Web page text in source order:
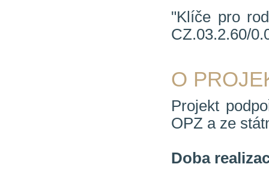
"Klíče pro
CZ.03.2.60/
O
Projekt
OPZ a ze
Doba